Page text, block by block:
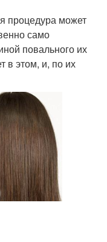
процедура может
само
повального их
в этом, и, по их